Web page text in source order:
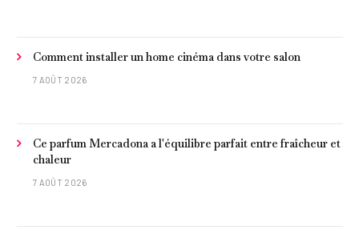
Comment installer un home cinéma dans votre salon
7 AOÛT 2026
Ce parfum Mercadona a l'équilibre parfait entre fraîcheur et
chaleur
7 AOÛT 2026